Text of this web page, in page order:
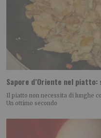
Sapore d’Oriente nel
Il piatto non necessita di lunghe
Un ottimo secondo